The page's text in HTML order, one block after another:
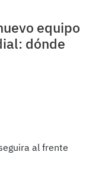
equipo
dónde